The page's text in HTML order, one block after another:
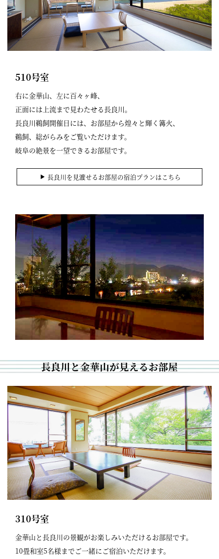
510号室
右に金華山、左に百々ヶ峰、
正面には上流まで見わたせる長良川。
長良川鵜飼開催日には、お部屋から煌々と輝く篝火、
鵜飼、総がらみをご覧いただけます。
岐阜の絶景を一望できるお部屋です。
長良川を見渡せるお部屋の宿泊プランはこちら
長良川と金華山が見えるお部屋
310号室
金華山と長良川の景観がお楽しみいただけるお部屋です。
10畳和室5名様までご一緒にご宿泊いただけます。